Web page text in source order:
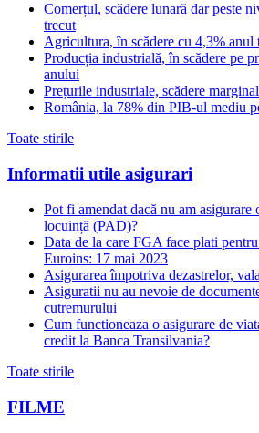
Comerțul, scădere lunară dar peste
trecut
Agricultura, în scădere cu 4,3% anul
Producția industrială, în scădere pe
anului
Prețurile industriale, scădere
România, la 78% din PIB-ul mediu
Toate stirile
Informatii utile asigurari
Pot fi amendat dacă nu am asigurare
locuință (PAD)?
Data de la care FGA face plati
Euroins: 17 mai 2023
Asigurarea împotriva dezastrelor,
Asiguratii nu au nevoie de
cutremurului
Cum functioneaza o asigurare de
credit la Banca Transilvania?
Toate stirile
FILME